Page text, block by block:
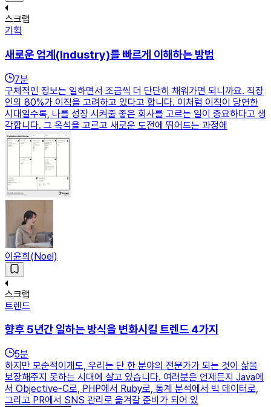
스크랩
기획
새로운 업계(Industry)를 빠르게 이해하는 방법
7분
구체적인 정보는 일하면서 조금씩 더 단단히 채워가면 되니까요. 직장
인의 80%가 이직을 고려하고 있다고 합니다. 이처럼 이직이 당연한
시대일수록, 나를 성장 시켜줄 좋은 회사를 고르는 일이 중요하다고 생
각합니다. 그 옥석을 고르고 새로운 도전에 뛰어드는 과정에
이윤희(Noel)
스크랩
트렌드
향후 5년간 일하는 방식을 변화시킬 트렌드 4가지
5분
하지만 모순적이게도, 우리는 단 한 분야의 전문가가 되는 것이 삶을
보장해주지 못하는 시대에 살고 있습니다. 여러분은 언제든지 Java에
서 Objective-C로, PHP에서 Ruby로, 통계 분석에서 빅 데이터로,
그리고 PR에서 SNS 관리로 옮겨갈 준비가 되어 있